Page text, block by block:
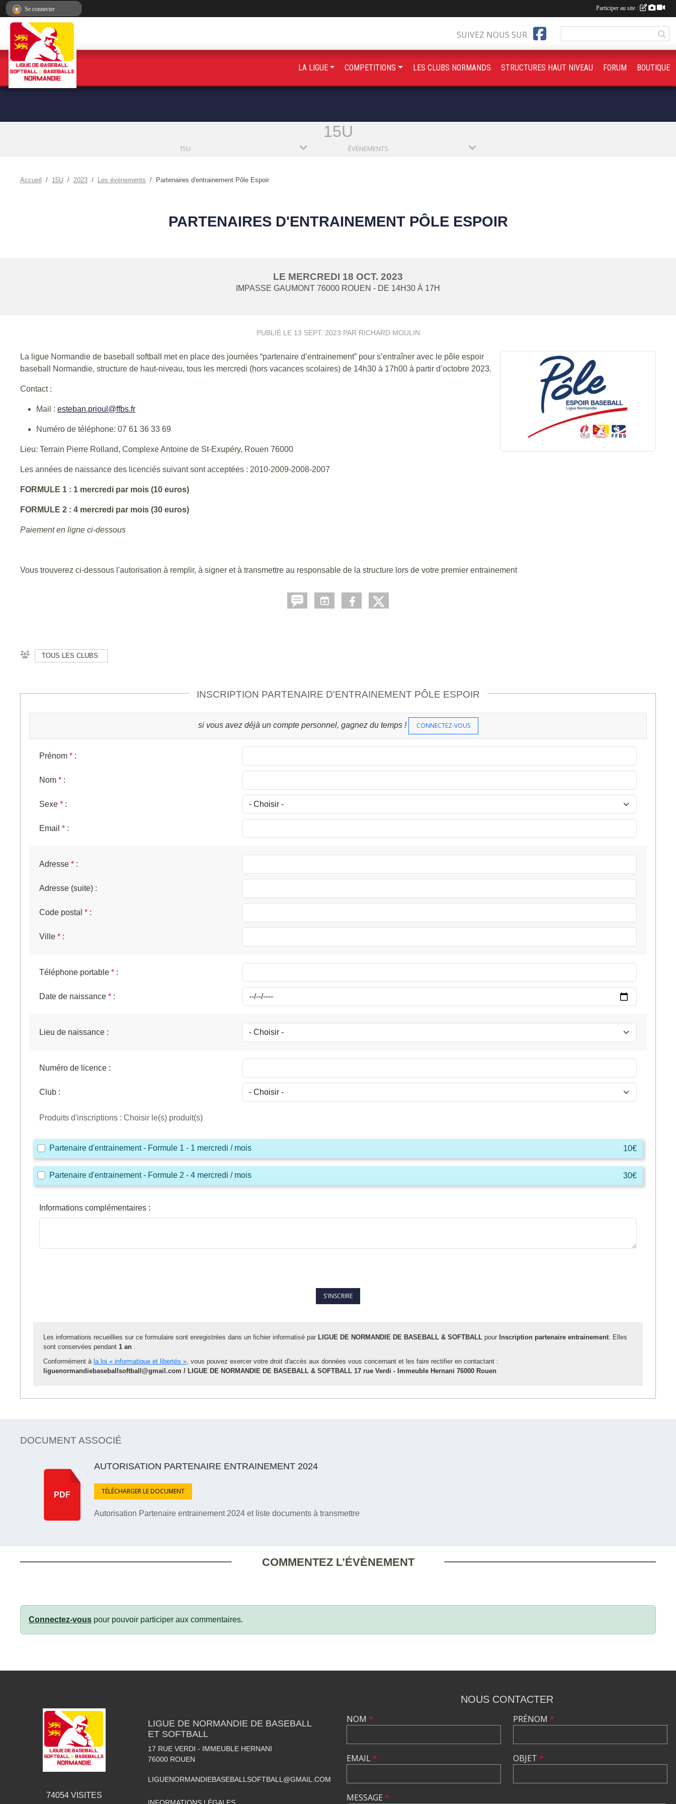
15U
15U ÉVÈNEMENTS
Accueil 15U 2023 Les évènements Partenaires d'entrainement Pôle Espoir
PARTENAIRES D'ENTRAINEMENT PÔLE ESPOIR
LE MERCREDI 18 OCT. 2023
IMPASSE GAUMONT 76000 ROUEN - DE 14H30 À 17H
PUBLIÉ LE 13 SEPT. 2023 PAR RICHARD MOULIN
La ligue Normandie de baseball softball met en place des journées “partenaire d’entrainement” pour s’entraîner avec le pôle espoir
baseball Normandie, structure de haut-niveau, tous les mercredi (hors vacances scolaires) de 14h30 à 17h00 à partir d’octobre 2023.
Contact :
Mail : esteban.prioul@ffbs.fr
Numéro de téléphone: 07 61 36 33 69
Lieu: Terrain Pierre Rolland, Complexe Antoine de St-Exupéry, Rouen 76000
Les années de naissance des licenciés suivant sont acceptées : 2010-2009-2008-2007
FORMULE 1 : 1 mercredi par mois (10 euros)
FORMULE 2 : 4 mercredi par mois (30 euros)
Paiement en ligne ci-dessous
Vous trouverez ci-dessous l'autorisation à remplir, à signer et à transmettre au responsable de la structure lors de votre premier entrainement
TOUS LES CLUBS
INSCRIPTION PARTENAIRE D'ENTRAINEMENT PÔLE ESPOIR
si vous avez déjà un compte personnel, gagnez du temps ! CONNECTEZ-VOUS
Prénom * :
Nom * :
Sexe * :
Email * :
Adresse * :
Adresse (suite) :
Code postal * :
Ville * :
Téléphone portable * :
Date de naissance * :
Lieu de naissance :
Numéro de licence :
Club :
Produits d'inscriptions : Choisir le(s) produit(s)
Partenaire d'entrainement - Formule 1 - 1 mercredi / mois 10€
Partenaire d'entrainement - Formule 2 - 4 mercredi / mois 30€
Informations complémentaires :
Les informations recueillies sur ce formulaire sont enregistrées dans un fichier informatisé par LIGUE DE NORMANDIE DE BASEBALL & SOFTBALL pour Inscription partenaire entrainement. Elles
sont conservées pendant 1 an .
Conformément à la loi « informatique et libertés », vous pouvez exercer votre droit d'accès aux données vous concernant et les faire rectifier en contactant :
liguenormandiebaseballsoftball@gmail.com / LIGUE DE NORMANDIE DE BASEBALL & SOFTBALL 17 rue Verdi - Immeuble Hernani 76000 Rouen
DOCUMENT ASSOCIÉ
PDF
AUTORISATION PARTENAIRE ENTRAINEMENT 2024
TÉLÉCHARGER LE DOCUMENT
Autorisation Partenaire entrainement 2024 et liste documents à transmettre
COMMENTEZ L’ÉVÈNEMENT
Connectez-vous pour pouvoir participer aux commentaires.
SUIVEZ NOUS SUR
LA LIGUE COMPETITIONS LES CLUBS NORMANDS STRUCTURES HAUT NIVEAU FORUM BOUTIQUE
74054VISITES
LIGUE DE NORMANDIE DE BASEBALL
ET SOFTBALL
17 RUE VERDI - IMMEUBLE HERNANI
76000 ROUEN
LIGUENORMANDIEBASEBALLSOFTBALL@GMAIL.COM
NOUS CONTACTER
NOM *
EMAIL*
PRÉNOM *
OBJET *
MESSAGE *
Se connecter Participer au site :
Panneau de gestion des cookies